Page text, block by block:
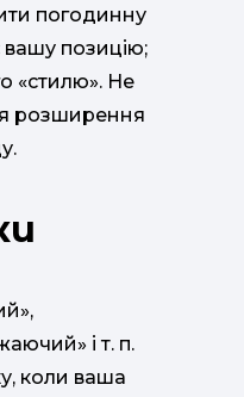
погодинну
вашу позицію;
«стилю». Не
розширення
і т. п.
коли ваша